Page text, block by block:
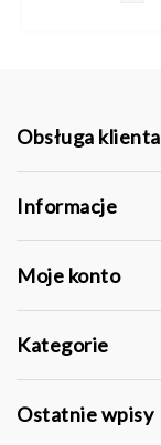
Obsługa klienta
Informacje
Moje konto
Kategorie
Ostatnie wpisy